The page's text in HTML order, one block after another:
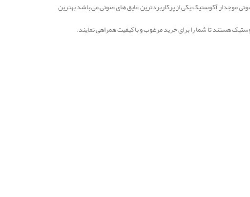
موجدار آکوستیک یکی از پرکاربردترین عایق های صوتی می باشد بهترین
هستند تا شما را برای خرید مرغوب و با کیفیت همراهی نمایند.